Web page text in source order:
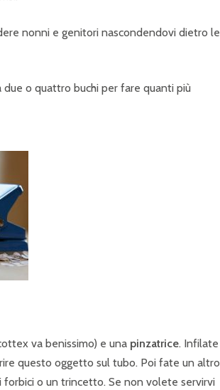
nonni e genitori nascondendovi dietro le
o quattro buchi per fare quanti più
va benissimo) e una pinzatrice. Infilate
questo oggetto sul tubo. Poi fate un altro
o un trincetto. Se non volete servirvi